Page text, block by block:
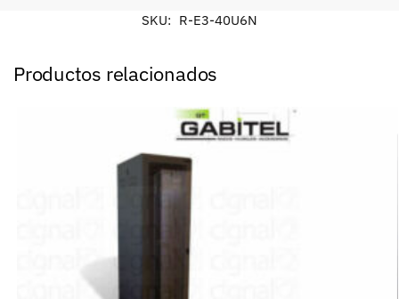
SKU: R-E3-40U6N
Productos relacionados